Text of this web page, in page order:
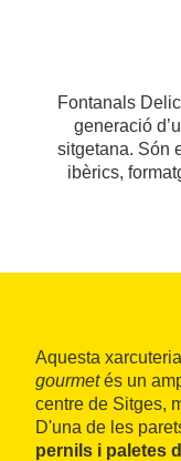
Fontanals
generació
sitgetana. Són
ibèrics,
Aquesta
gourmetés un
centre de Sitges,
D'una de les
pernils i paletes